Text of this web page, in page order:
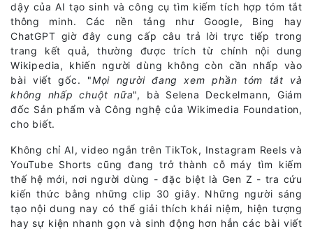
dậy của AI tạo sinh và công cụ tìm kiếm tích hợp tóm tắt
thông minh. Các nền tảng như Google, Bing hay
ChatGPT giờ đây cung cấp câu trả lời trực tiếp trong
trang kết quả, thường được trích từ chính nội dung
Wikipedia, khiến người dùng không còn cần nhấp vào
bài viết gốc. "Mọi người đang xem phần tóm tắt và
không nhấp chuột nữa", bà Selena Deckelmann, Giám
đốc Sản phẩm và Công nghệ của Wikimedia Foundation,
cho biết.
Không chỉ AI, video ngắn trên TikTok, Instagram Reels và
YouTube Shorts cũng đang trở thành cỗ máy tìm kiếm
thế hệ mới, nơi người dùng - đặc biệt là Gen Z - tra cứu
kiến thức bằng những clip 30 giây. Những người sáng
tạo nội dung nay có thể giải thích khái niệm, hiện tượng
hay sự kiện nhanh gọn và sinh động hơn hẳn các bài viết